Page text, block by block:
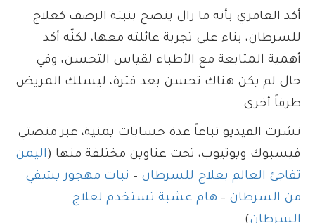
أكد العامري بأنه ما زال ينصح بنبتة الرصف كعلاج
للسرطان، بناء على تجربة عائلته معها، لكنّه أكد
أهمية المتابعة مع الأطباء لقياس التحسن، وفي
حال لم يكن هناك تحسن بعد فترة، ليسلك المريض
طرقاً أخرى.
نشرت الفيديو تباعاً عدة حسابات يمنية، عبر منصتي
فيسبوك ويوتيوب، تحت عناوين مختلفة منها ( اليمن
تفاجئ العالم بعلاج للسرطان – نبات مهجور يشفي
من السرطان – هام عشبة تستخدم لعلاج
السرطان).